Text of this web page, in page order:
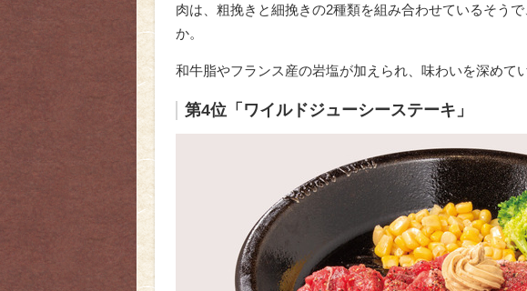
肉は、粗挽きと細挽きの2種類を組み合わせているそう
か。
和牛脂やフランス産の岩塩が加えられ、味わいを深めてい
第4位「ワイルドジューシーステーキ」